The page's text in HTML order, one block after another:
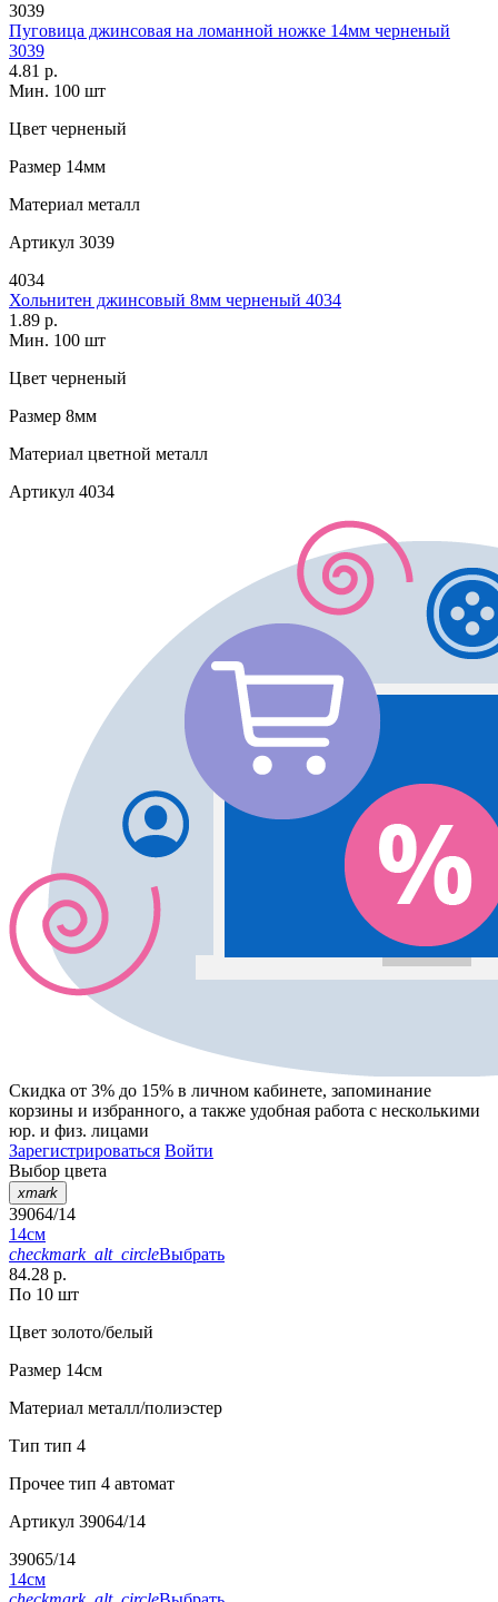
3039
Пуговица джинсовая на ломанной ножке 14мм черненый
3039
4.81 р.
Мин. 100 шт
Цвет черненый
Размер 14мм
Материал металл
Артикул 3039
4034
Хольнитен джинсовый 8мм черненый 4034
1.89 р.
Мин. 100 шт
Цвет черненый
Размер 8мм
Материал цветной металл
Артикул 4034
Скидка от 3% до 15% в личном кабинете, запоминание
корзины и избранного, а также удобная работа с несколькими
юр. и физ. лицами
Зарегистрироваться Войти
Выбор цвета
xmark
39064/14
14см
checkmark_alt_circleВыбрать
84.28 р.
По 10 шт
Цвет золото/белый
Размер 14см
Материал металл/полиэстер
Тип тип 4
Прочее тип 4 автомат
Артикул 39064/14
39065/14
14см